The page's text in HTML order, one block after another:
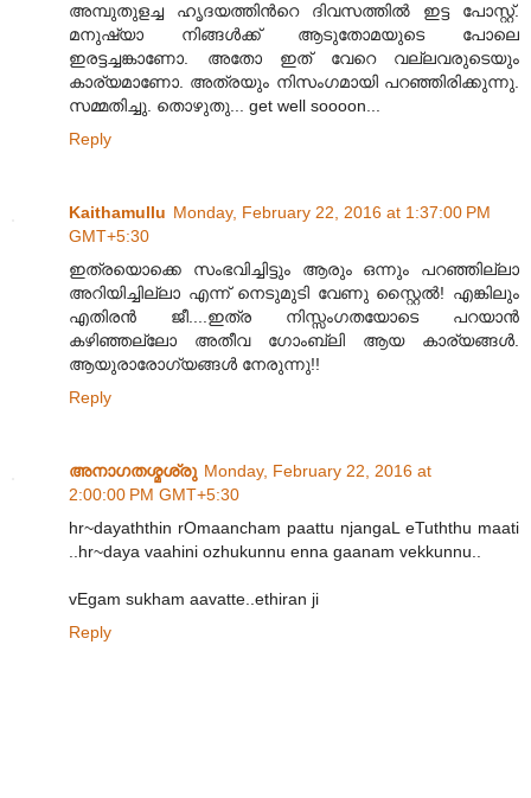
അമ്പുതുളച്ച ഹൃദയത്തിൻറെ ദിവസത്തിൽ ഇട്ട പോസ്റ്റ്.
മനുഷ്യാ നിങ്ങൾക്ക് ആടുതോമയുടെ പോലെ
ഇരട്ടച്ചങ്കാണോ. അതോ ഇത് വേറെ വല്ലവരുടെയും
കാര്യമാണോ. അത്രയും നിസംഗമായി പറഞ്ഞിരിക്കുന്നു.
സമ്മതിച്ചു. തൊഴുതു... get well soooon...
Reply
Kaithamullu Monday, February 22, 2016 at 1:37:00 PM
GMT+5:30
ഇത്രയൊക്കെ സംഭവിച്ചിട്ടും ആരും ഒന്നും പറഞ്ഞില്ലാ
അറിയിച്ചില്ലാ എന്ന് നെടുമുടി വേണു സ്റ്റൈൽ! എങ്കിലും
എതിരൻ ജീ....ഇത്ര നിസ്സംഗതയോടെ പറയാൻ
കഴിഞ്ഞല്ലോ അതീവ ഗോംബ്ലി ആയ കാര്യങ്ങൾ.
ആയുരാരോഗ്യങ്ങൾ നേരുന്നു!!
Reply
അനാഗതശ്മശ്രു Monday, February 22, 2016 at
2:00:00 PM GMT+5:30
hr~dayaththin rOmaancham paattu njangaL eTuththu maati
..hr~daya vaahini ozhukunnu enna gaanam vekkunnu..
vEgam sukham aavatte..ethiran ji
Reply